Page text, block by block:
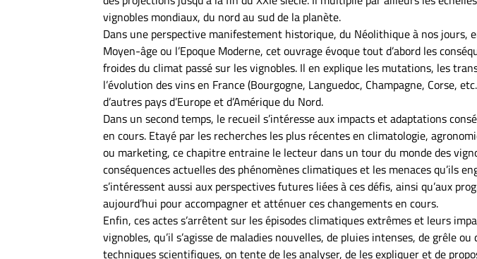
vignobles mondiaux, du nord au sud de la planète.
Dans une perspective manifestement historique, du Néolithique à nos jours,
Moyen-âge ou l’Epoque Moderne, cet ouvrage évoque tout d’abord les
froides du climat passé sur les vignobles. Il en explique les mutations, les
l’évolution des vins en France (Bourgogne, Languedoc, Champagne, Corse,
d’autres pays d’Europe et d’Amérique du Nord.
Dans un second temps, le recueil s’intéresse aux impacts et adaptations
en cours. Etayé par les recherches les plus récentes en climatologie,
ou marketing, ce chapitre entraine le lecteur dans un tour du monde des
conséquences actuelles des phénomènes climatiques et les menaces qu’ils
s’intéressent aussi aux perspectives futures liées à ces défis, ainsi qu’aux
aujourd’hui pour accompagner et atténuer ces changements en cours.
Enfin, ces actes s’arrêtent sur les épisodes climatiques extrêmes et leurs
vignobles, qu’il s’agisse de maladies nouvelles, de pluies intenses, de grêle ou
techniques scientifiques, on tente de les analyser, de les expliquer et de